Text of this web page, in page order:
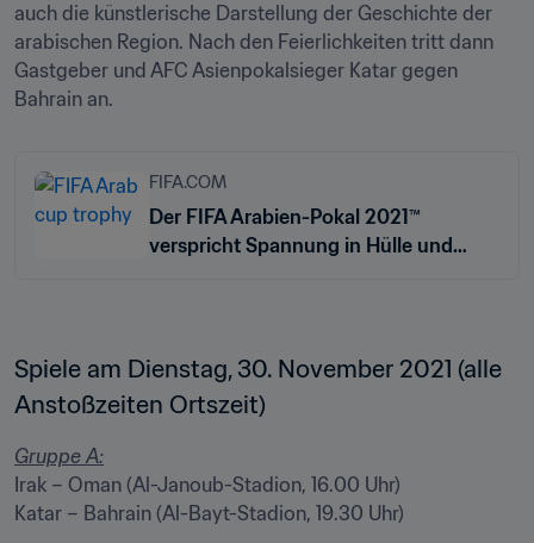
auch die künstlerische Darstellung der Geschichte der
arabischen Region. Nach den Feierlichkeiten tritt dann
Gastgeber und AFC Asienpokalsieger Katar gegen
Bahrain an.
FIFA.COM
Der FIFA Arabien-Pokal 2021™
verspricht Spannung in Hülle und
Spiele am Dienstag, 30. November 2021 (alle
Anstoßzeiten Ortszeit)
Gruppe A:
Irak – Oman (Al-Janoub-Stadion, 16.00 Uhr)
Katar – Bahrain (Al-Bayt-Stadion, 19.30 Uhr)